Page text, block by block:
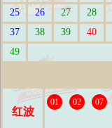
25
26 27 28
37
38 39 40
49
红波
01 02 07